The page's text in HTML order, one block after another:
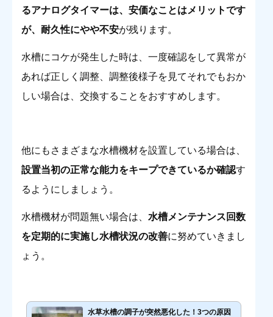
るアナログタイマーは、安価なことはメリットです
が、耐久性にやや不安が残ります。
水槽にコケが発生した時は、一度確認をして異常が
あれば正しく調整、調整後様子を見てそれでもおか
しい場合は、交換することをおすすめします。
他にもさまざまな水槽機材を設置している場合は、
設置当初の正常な能力をキープできているか確認す
るようにしましょう。
水槽機材が問題無い場合は、 水槽メンテナンス回数
を定期的に実施し水槽状況の改善に努めていきまし
ょう。
水草水槽の調子が突然悪化した！3つの原因